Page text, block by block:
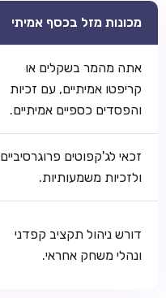
מכונות מזל בכסף אמיתי
אתה מהמר בשקלים או
קריפטו אמיתיים, עם זכיות
והפסדים כספיים אמיתיים.
זכאי לג'קפוטים פרוגרסיביים
ולזכיות משמעותיות.
דורש ניהול תקציב קפדני
ונהלי משחק אחראי.